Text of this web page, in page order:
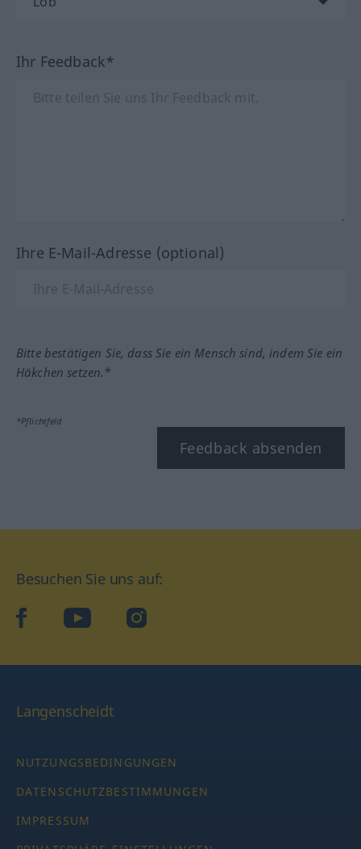
Ihr Feedback*
Ihre E-Mail-Adresse (optional)
Bitte bestätigen Sie, dass Sie ein Mensch sind, indem Sie ein
Häkchen setzen.*
*Pflichtfeld
Feedback absenden
Besuchen Sie uns auf:
facebookYouTube Instagram
Langenscheidt
NUTZUNGSBEDINGUNGEN
DATENSCHUTZBESTIMMUNGEN
IMPRESSUM